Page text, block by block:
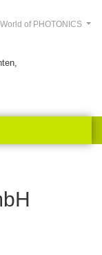
of PHOTONICS